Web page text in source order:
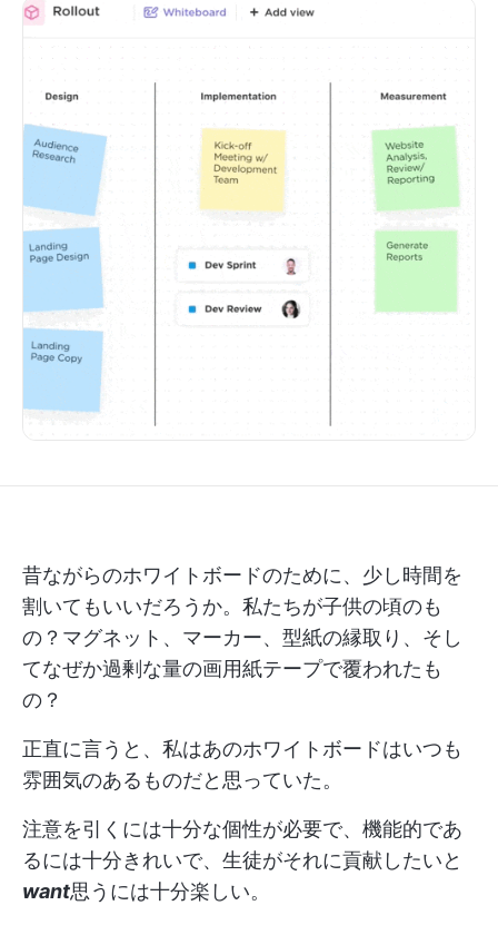
昔ながらのホワイトボードのために、少し時間を
割いてもいいだろうか。私たちが子供の頃のも
の？マグネット、マーカー、型紙の縁取り、そし
てなぜか過剰な量の画用紙テープで覆われたも
の？
正直に言うと、私はあのホワイトボードはいつも
雰囲気のあるものだと思っていた。
注意を引くには十分な個性が必要で、機能的であ
るには十分きれいで、生徒がそれに貢献したいと
want思うには十分楽しい。